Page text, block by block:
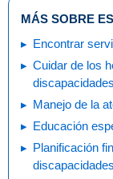
MÁS SOBRE
Encontrar
Cuidar de los
discapacidades
Manejo de la
Educación
Planificación
discapacidades